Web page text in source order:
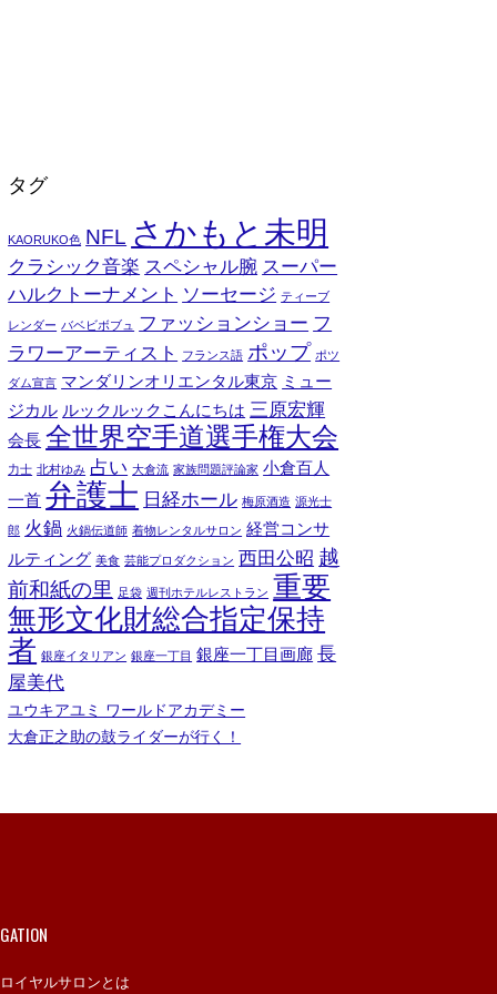
タグ
KAORUKO色 NFL さかもと未明
クラシック音楽 スペシャル腕 スーパー
ハルクトーナメント ソーセージ ティーブ
レンダー バベビボブュ ファッションショー フ
ラワーアーティスト
フランス語 ポップ ポツ
ダム宣言 マンダリンオリエンタル東京 ミュー
ジカル ルックルックこんにちは 三原宏輝
会長 全世界空手道選手権大会
力士 北村ゆみ 占い 大倉流 家族問題評論家 小倉百人
一首 弁護士 日経ホール 梅原酒造 源光士
郎 火鍋 火鍋伝道師 着物レンタルサロン 経営コンサ
ルティング 美食 芸能プロダクション 西田公昭 越
前和紙の里 足袋 週刊ホテルレストラン 重要
無形文化財総合指定保持
者 銀座イタリアン 銀座一丁目 銀座一丁目画廊 長
屋美代
ユウキアユミ ワールドアカデミー
大倉正之助の鼓ライダーが行く！
イヤルサロンとは